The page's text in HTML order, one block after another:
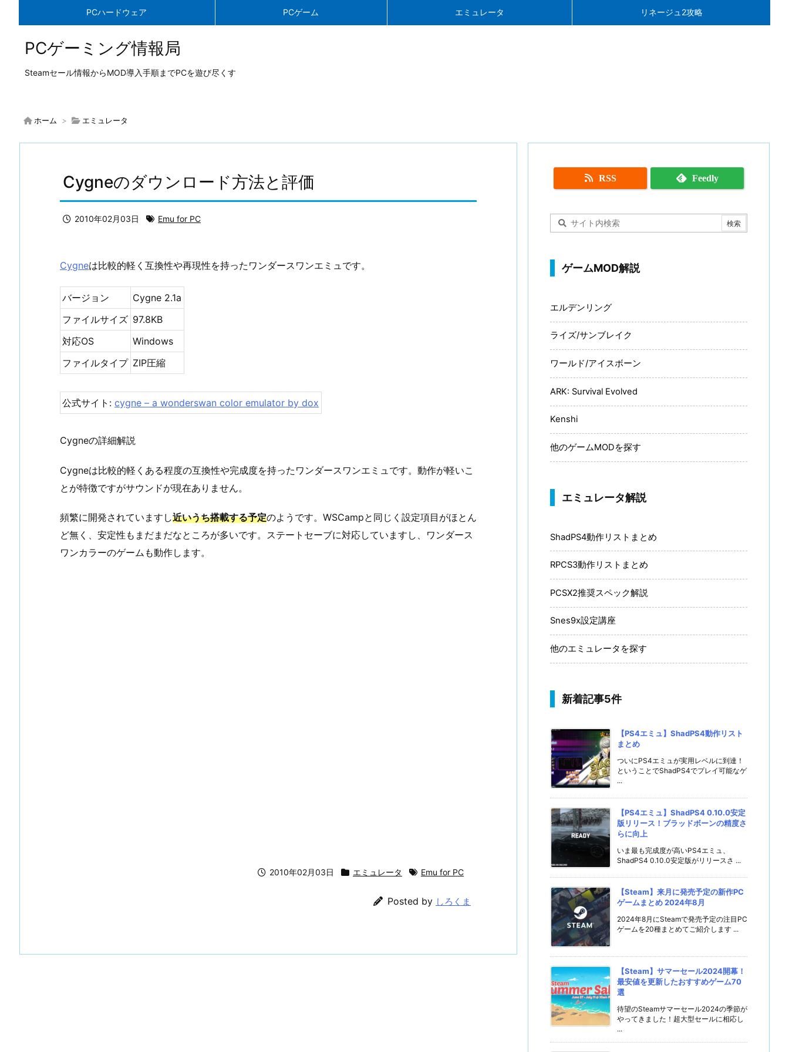
PCハードウェア PCゲーム エミュレータ リネージュ2攻略
PCゲーミング情報局
Steamセール情報からMOD導入手順までPCを遊び尽くす
ホーム > エミュレータ
Cygneのダウンロード方法と評価
2010年02月03日 Emu for PC
Cygneは比較的軽く互換性や再現性を持ったワンダースワンエミュです。
バージョン
Cygne 2.1a
ファイルサイズ 97.8KB
対応OS
Windows
ファイルタイプ ZIP圧縮
公式サイト:cygne – a wonderswan color emulator by dox
Cygneの詳細解説
Cygneは比較的軽くある程度の互換性や完成度を持ったワンダースワンエミュです。動作が軽いこ
とが特徴ですがサウンドが現在ありません。
頻繁に開発されていますし近いうち搭載する予定のようです。WSCampと同じく設定項目がほとん
ど無く、安定性もまだまだなところが多いです。ステートセーブに対応していますし、ワンダース
ワンカラーのゲームも動作します。
2010年02月03日 エミュレータ Emu for PC
Posted by しろくま
RSS Feedly
ゲームMOD解説
エルデンリング
ライズ/サンブレイク
ワールド/アイスボーン
ARK: Survival Evolved
Kenshi
他のゲームMODを探す
エミュレータ解説
ShadPS4動作リストまとめ
RPCS3動作リストまとめ
PCSX2推奨スペック解説
Snes9x設定講座
他のエミュレータを探す
新着記事5件
【PS4エミュ】ShadPS4動作リスト
まとめ
ついにPS4エミュが実用レベルに到達！
ということでShadPS4でプレイ可能なゲ
...
【PS4エミュ】ShadPS4 0.10.0安定
版リリース！ブラッドボーンの精度さ
らに向上
いま最も完成度が高いPS4エミュ、
ShadPS4 0.10.0安定版がリリースさ ...
【Steam】来月に発売予定の新作PC
ゲームまとめ 2024年8月
2024年8月にSteamで発売予定の注目PC
ゲームを20種まとめてご紹介します ...
【Steam】サマーセール2024開幕！
最安値を更新したおすすめゲーム70
選
待望のSteamサマーセール2024の季節が
やってきました！超大型セールに相応し
...